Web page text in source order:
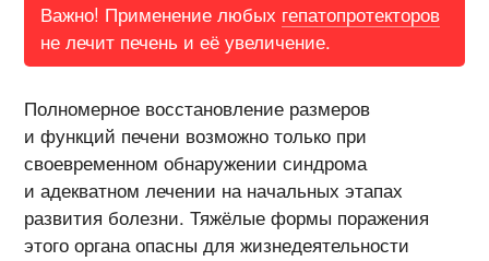
Важно! Применение любых гепатопротекторов
не лечит печень и её увеличение.
Полномерное восстановление размеров
и функций печени возможно только при
своевременном обнаружении синдрома
и адекватном лечении на начальных этапах
развития болезни. Тяжёлые формы поражения
этого органа опасны для жизнедеятельности